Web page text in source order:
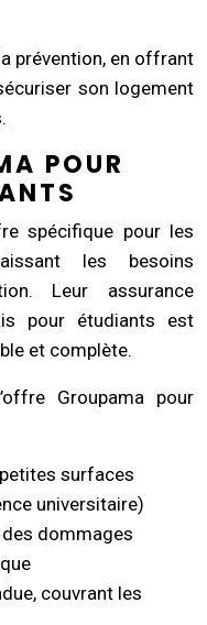
prévention, en offrant
son logement
POUR
spécifique pour les
les besoins
Leur assurance
pour étudiants est
et complète.
Groupama pour
surfaces
universitaire)
dommages
couvrant les